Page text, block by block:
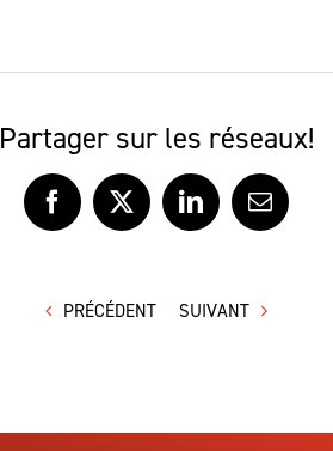
Partager sur les réseaux!
Facebook
X LinkedInCourriel
PRÉCÉDENT SUIVANT